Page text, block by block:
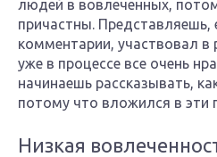
людей в вовлеченных,
причастны. Представляешь,
комментарии, участвовал в
уже в процессе все очень
начинаешь рассказывать,
потому что вложился в эти
Низкая